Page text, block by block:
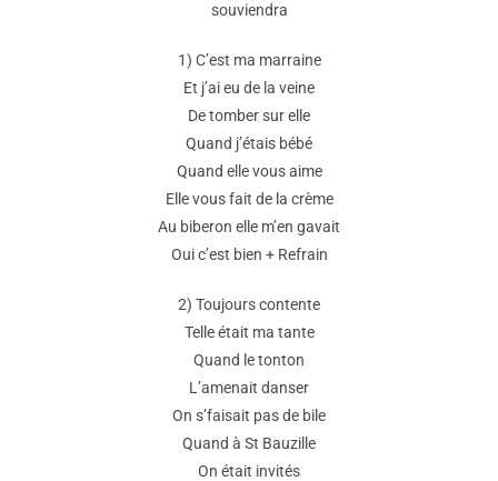
souviendra
1) C’est ma marraine
Et j’ai eu de la veine
De tomber sur elle
Quand j’étais bébé
Quand elle vous aime
Elle vous fait de la crème
Au biberon elle m’en gavait
Oui c’est bien + Refrain
2) Toujours contente
Telle était ma tante
Quand le tonton
L’amenait danser
On s’faisait pas de bile
Quand à St Bauzille
On était invités